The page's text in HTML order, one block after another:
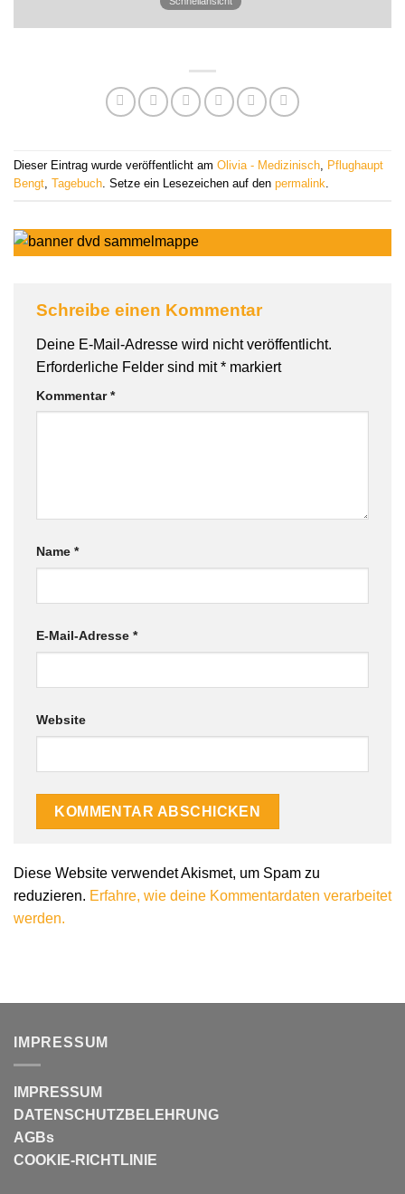
Dieser Eintrag wurde veröffentlicht am Olivia - Medizinisch, Pflughaupt
Bengt, Tagebuch. Setze ein Lesezeichen auf den permalink.
Schreibe einen Kommentar
Deine E-Mail-Adresse wird nicht veröffentlicht.
Erforderliche Felder sind mit* markiert
Kommentar*
Name *
E-Mail-Adresse *
Website
Diese Website verwendet Akismet, um Spam zu
reduzieren. Erfahre, wie deine Kommentardaten verarbeitet
werden.
IMPRESSUM
IMPRESSUM
DATENSCHUTZBELEHRUNG
AGBs
COOKIE-RICHTLINIE